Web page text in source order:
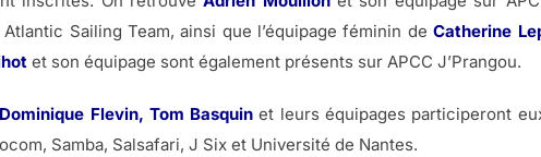
Sailing Team, ainsi que l’équipage féminin deCatherine
et son équipage sont également présents sur APCC J’Prangou.
Flevin, Tom Basquinet leurs équipages participeront
Samba, Salsafari, J Six et Université de Nantes.